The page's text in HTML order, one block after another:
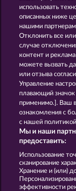
О
Данный
для
влияет на
использовать
описанных ниже
нашими
Отклонить все
случае
контент и
можете вызвать
или отзыва
Управление
плавающий
применимо.]. Ваш
ознакомления с
с нашей
Мы и наши
предоставить:
Использование
сканирование
Хранение и (или)
эффективности